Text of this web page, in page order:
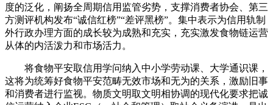
度的泛化，阐扬全周期信用监管劣势，支撑消费者协会、第三
方测评机构发布“诚信红榜”“差评黑榜”。集中表示为信用轨制
外行政办理方面的成长较为成熟和充实，充实激发食物链运营
从体的内活泼力和市场活力。
将食物平安取信用学问纳入中小学劳动课、大学通识课，
这将为统筹好食物平安范畴无效市场和无为的关系，激励旧事
和消费者进行监视。物质文明取文明相协调的现代化要求把诚